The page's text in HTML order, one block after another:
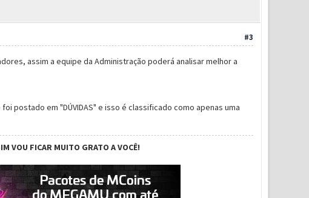
#3
assim a equipe da Administração poderá analisar melhor a
postado em "DÚVIDAS" e isso é classificado como apenas uma
VOU FICAR MUITO GRATO A VOCÊ!